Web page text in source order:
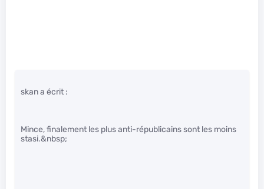
skan a écrit :
Mince, finalement les plus anti-républicains sont les moins
stasi.&nbsp;